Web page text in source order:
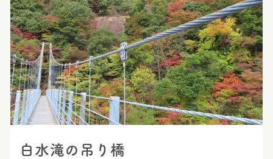
白水滝の吊り橋